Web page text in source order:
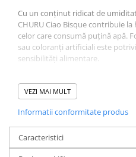
Antiparazitare Pisici
Vitamine Pisici
Perii & Piepteni Pisici
Accesorii Pisici
Ansambluri Pisici
Castroane & Adapatori Pisici
Cuști & Genți Pisici
Litiere Pisici
Jucării Pisici
Cu un conținut ridicat de
CHURU Ciao Bisque contribuie
celor care consumă puțină apă.
sau coloranți artificiali este
sensibilități alimentare.
Pot fi oferite ca atare sau ca
umedă, adăugând o notă
Compoziție
pentru Pisică
VEZI MAI MULT
Informatii conformitate produs
Caracteristici